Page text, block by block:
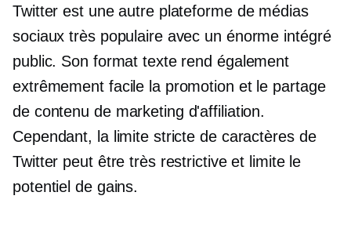
Twitter est une autre plateforme de médias
sociaux très populaire avec un énorme intégré
public. Son format texte rend également
extrêmement facile la promotion et le partage
de contenu de marketing d'affiliation.
Cependant, la limite stricte de caractères de
Twitter peut être très restrictive et limite le
potentiel de gains.